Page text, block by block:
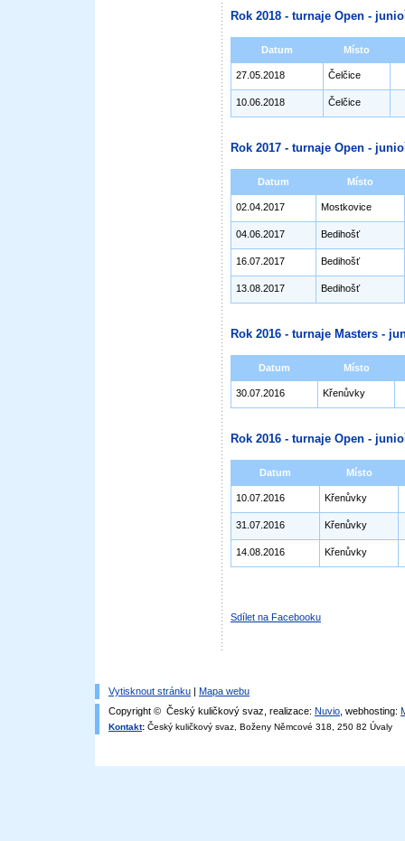
Rok 2018 - turnaje Open -
Datum Místo
27.05.2018 Čelčice
10.06.2018 Čelčice
Rok 2017 - turnaje Open -
Datum Místo
02.04.2017 Mostkovice
04.06.2017 Bedihošť
16.07.2017 Bedihošť
13.08.2017 Bedihošť
Rok 2016 - turnaje Masters -
Datum Místo
30.07.2016 Křenůvky
Rok 2016 - turnaje Open -
Datum Místo
10.07.2016 Křenůvky
31.07.2016 Křenůvky
14.08.2016 Křenůvky
Sdílet na Facebooku
Vytisknout stránku | Mapa webu
Copyright © Český kuličkový svaz, realizace: Nuvio , webhosting:
Kontakt: Český kuličkový svaz, Boženy Němcové 318, 250 82 Úvaly